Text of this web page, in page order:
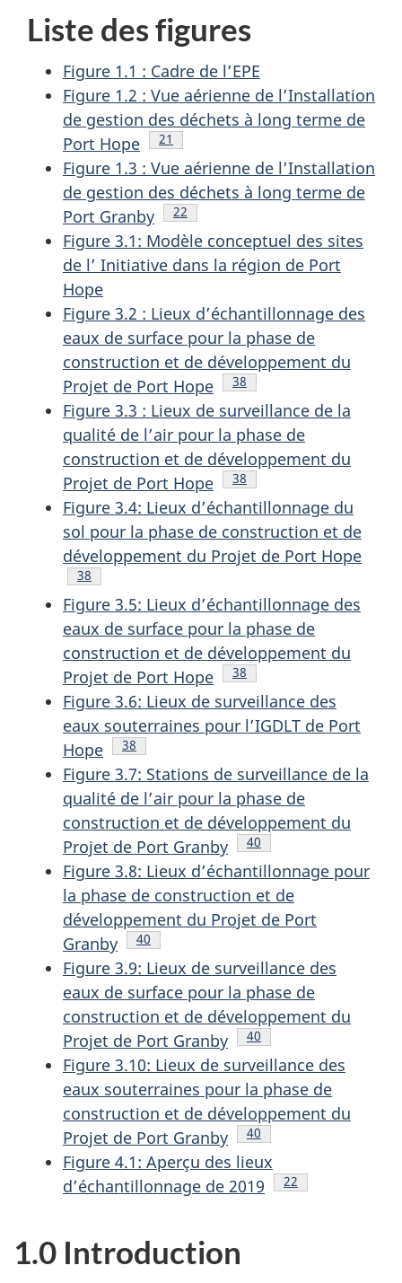
Liste des figures
Figure 1.1 : Cadre de l’EPE
Figure 1.2 : Vue aérienne de l’Installation
de gestion des déchets à long terme de
Port Hope
Note de bas de page
21
Figure 1.3 : Vue aérienne de l’Installation
de gestion des déchets à long terme de
Port Granby
Note de bas de page
22
Figure 3.1: Modèle conceptuel des sites
de l’ Initiative dans la région de Port
Hope
Figure 3.2 : Lieux d’échantillonnage des
eaux de surface pour la phase de
construction et de développement du
Projet de Port Hope
Note de bas de page
38
Figure 3.3 : Lieux de surveillance de la
qualité de l’air pour la phase de
construction et de développement du
Projet de Port Hope
Note de bas de page
38
Figure 3.4: Lieux d’échantillonnage du
sol pour la phase de construction et de
développement du Projet de Port Hope
Note de bas de page
38
Figure 3.5: Lieux d’échantillonnage des
eaux de surface pour la phase de
construction et de développement du
Projet de Port Hope
Note de bas de page
38
Figure 3.6: Lieux de surveillance des
eaux souterraines pour l’IGDLT de Port
Hope
Note de bas de page
38
Figure 3.7: Stations de surveillance de la
qualité de l’air pour la phase de
construction et de développement du
Projet de Port Granby
Note de bas de page
40
Figure 3.8: Lieux d’échantillonnage pour
la phase de construction et de
développement du Projet de Port
Granby
Note de bas de page
40
Figure 3.9: Lieux de surveillance des
eaux de surface pour la phase de
construction et de développement du
Projet de Port Granby
Note de bas de page
40
Figure 3.10: Lieux de surveillance des
eaux souterraines pour la phase de
construction et de développement du
Projet de Port Granby
Note de bas de page
40
Figure 4.1: Aperçu des lieux
d’échantillonnage de 2019
Note de bas de
22
1.0 Introduction